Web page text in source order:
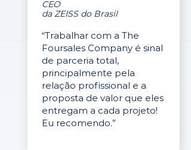
CEO
da ZEISS do Brasil
“Trabalhar com a The
Foursales Company é sinal
de parceria total,
principalmente pela
relação profissional e a
proposta de valor que eles
entregam a cada projeto!
Eu recomendo.”